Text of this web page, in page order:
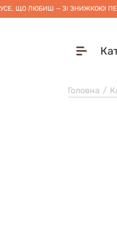
УСЕ, ЩО ЛЮБИШ — ЗІ ЗНИЖКОЮ!
Головна